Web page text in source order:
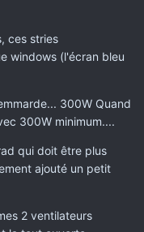
ces stries
windows (l'écran bleu
300W Quand
300W minimum....
qui doit être plus
ajouté un petit
2 ventilateurs